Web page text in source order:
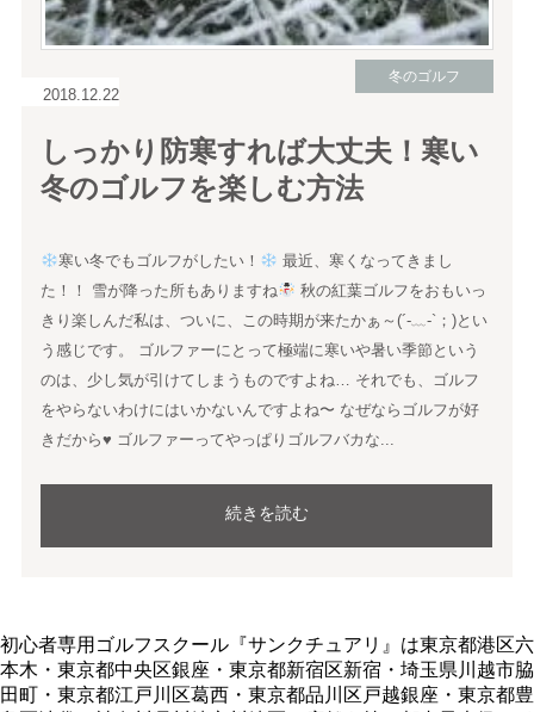
2018.12.22
冬のゴルフ
しっかり防寒すれば大丈夫！寒い
冬のゴルフを楽しむ方法
寒い冬でもゴルフがしたい！
最近、寒くなってきまし
た！！ 雪が降った所もありますね
秋の紅葉ゴルフをおもいっ
きり楽しんだ私は、ついに、この時期が来たかぁ～(´-﹏-`；)とい
う感じです。 ゴルファーにとって極端に寒いや暑い季節という
のは、少し気が引けてしまうものですよね… それでも、ゴルフ
をやらないわけにはいかないんですよね〜 なぜならゴルフが好
きだから♥ ゴルファーってやっぱりゴルフバカな...
続きを読む
初心者専用ゴルフスクール『サンクチュアリ』は東京都港区六
本木・東京都中央区銀座・東京都新宿区新宿・埼玉県川越市脇
田町・東京都江戸川区葛西・東京都品川区戸越銀座・東京都豊